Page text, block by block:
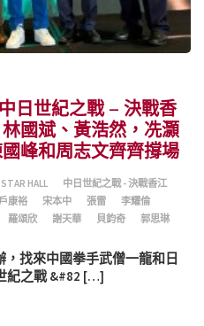
日世紀之戰 – 決戰香
國斌、黃浩然，冼灝
峰和周志文齊齊撐場
STAR HALL
中日世紀之戰 - 決戰香江
康裕 宋本中 張雷
李耀倫
羅頌欣 謝天華 貝鈞奇
郭思琳
，找來中國拳手武僧一龍和日
紀之戰 &#82 […]